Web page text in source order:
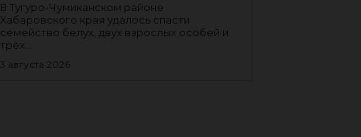
В Тугуро-Чумиканском районе
Хабаровского края удалось спасти
семейство белух, двух взрослых особей и
трёх...
3 августа 2026